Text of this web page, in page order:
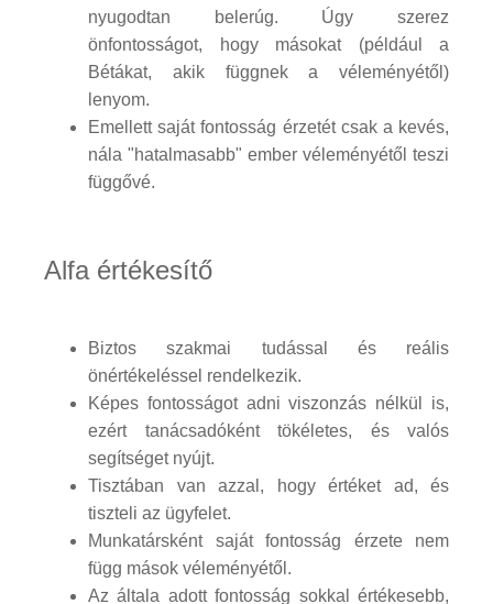
nyugodtan belerúg. Úgy szerez
önfontosságot, hogy másokat (például a
Bétákat, akik függnek a véleményétől)
lenyom.
Emellett saját fontosság érzetét csak a kevés,
nála "hatalmasabb" ember véleményétől teszi
függővé.
Alfa értékesítő
Biztos szakmai tudással és reális
önértékeléssel rendelkezik.
Képes fontosságot adni viszonzás nélkül is,
ezért tanácsadóként tökéletes, és valós
segítséget nyújt.
Tisztában van azzal, hogy értéket ad, és
tiszteli az ügyfelet.
Munkatársként saját fontosság érzete nem
függ mások véleményétől.
Az általa adott fontosság sokkal értékesebb,